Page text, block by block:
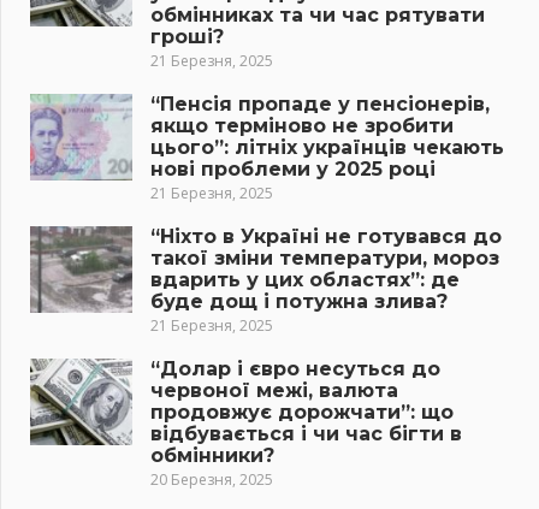
обмінниках та чи час рятувати
гроші?
21 Березня, 2025
“Пенсія пропаде у пенсіонерів,
якщо терміново не зробити
цього”: літніх українців чекають
нові проблеми у 2025 році
21 Березня, 2025
“Ніхто в Україні не готувався до
такої зміни температури, мороз
вдарить у цих областях”: де
буде дощ і потужна злива?
21 Березня, 2025
“Долар і євро несуться до
червоної межі, валюта
продовжує дорожчати”: що
відбувається і чи час бігти в
обмінники?
20 Березня, 2025